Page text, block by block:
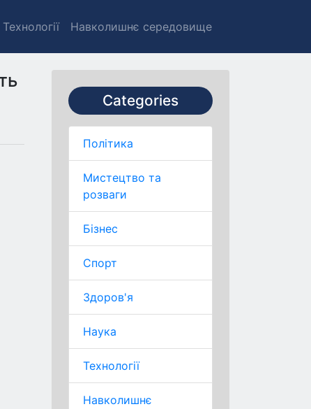
Технології Навколишнє середовище
Categories
Політика
Мистецтво та
розваги
Бізнес
Спорт
Здоров'я
Наука
Технології
Навколишнє